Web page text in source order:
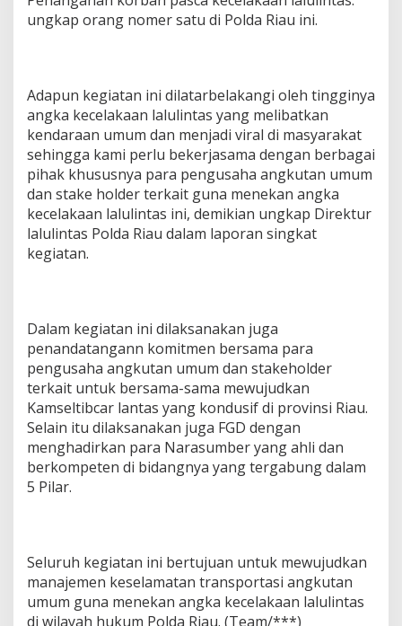
ungkap orang nomer satu di Polda Riau ini.
Adapun kegiatan ini dilatarbelakangi oleh tingginya
angka kecelakaan lalulintas yang melibatkan
kendaraan umum dan menjadi viral di masyarakat
sehingga kami perlu bekerjasama dengan berbagai
pihak khususnya para pengusaha angkutan umum
dan stake holder terkait guna menekan angka
kecelakaan lalulintas ini, demikian ungkap Direktur
lalulintas Polda Riau dalam laporan singkat
kegiatan.
Dalam kegiatan ini dilaksanakan juga
penandatangann komitmen bersama para
pengusaha angkutan umum dan stakeholder
terkait untuk bersama-sama mewujudkan
Kamseltibcar lantas yang kondusif di provinsi Riau.
Selain itu dilaksanakan juga FGD dengan
menghadirkan para Narasumber yang ahli dan
berkompeten di bidangnya yang tergabung dalam
5 Pilar.
Seluruh kegiatan ini bertujuan untuk mewujudkan
manajemen keselamatan transportasi angkutan
umum guna menekan angka kecelakaan lalulintas
di wilayah hukum Polda Riau. (Team/***)